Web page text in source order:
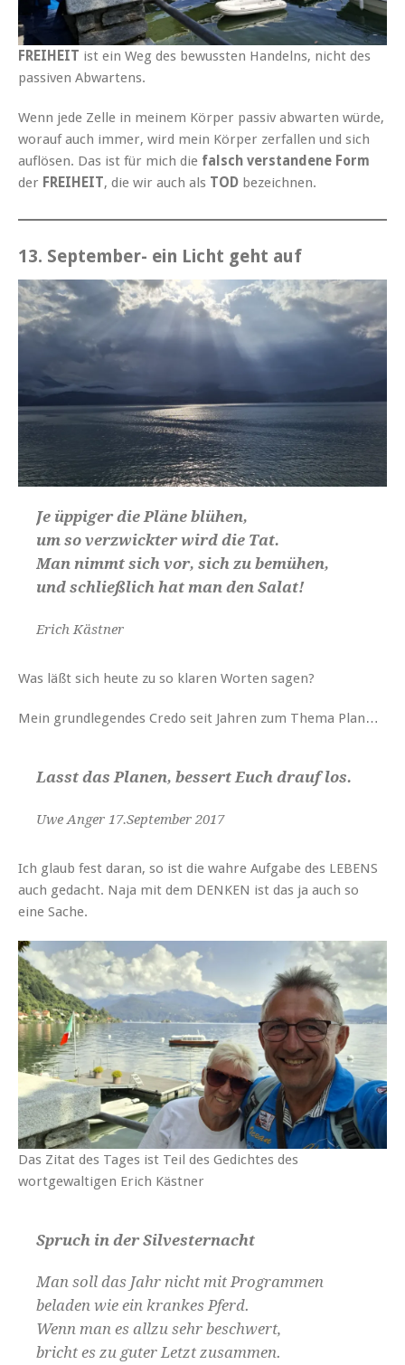
FREIHEIT ist ein Weg des bewussten Handelns, nicht des
passiven Abwartens.
Wenn jede Zelle in meinem Körper passiv abwarten würde,
worauf auch immer, wird mein Körper zerfallen und sich
auflösen. Das ist für mich die falsch verstandene Form
der FREIHEIT, die wir auch als TOD bezeichnen.
13. September- ein Licht geht auf
Je üppiger die Pläne blühen,
um so verzwickter wird die Tat.
Man nimmt sich vor, sich zu bemühen,
und schließlich hat man den Salat!
Erich Kästner
Was läßt sich heute zu so klaren Worten sagen?
Mein grundlegendes Credo seit Jahren zum Thema Plan…
Lasst das Planen, bessert Euch drauf los.
Uwe Anger 17.September 2017
Ich glaub fest daran, so ist die wahre Aufgabe des LEBENS
auch gedacht. Naja mit dem DENKEN ist das ja auch so
eine Sache.
Das Zitat des Tages ist Teil des Gedichtes des
wortgewaltigen Erich Kästner
Spruch in der Silvesternacht
Man soll das Jahr nicht mit Programmen
beladen wie ein krankes Pferd.
Wenn man es allzu sehr beschwert,
bricht es zu guter Letzt zusammen.